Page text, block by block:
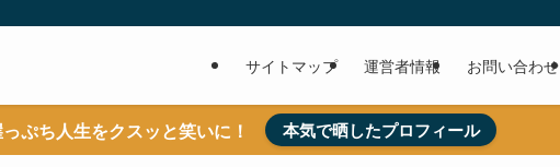
サイトマップ 運営者情報 お問い合わせ
ぷち人生をクスッと笑いに！ 本気で晒したプロフィール